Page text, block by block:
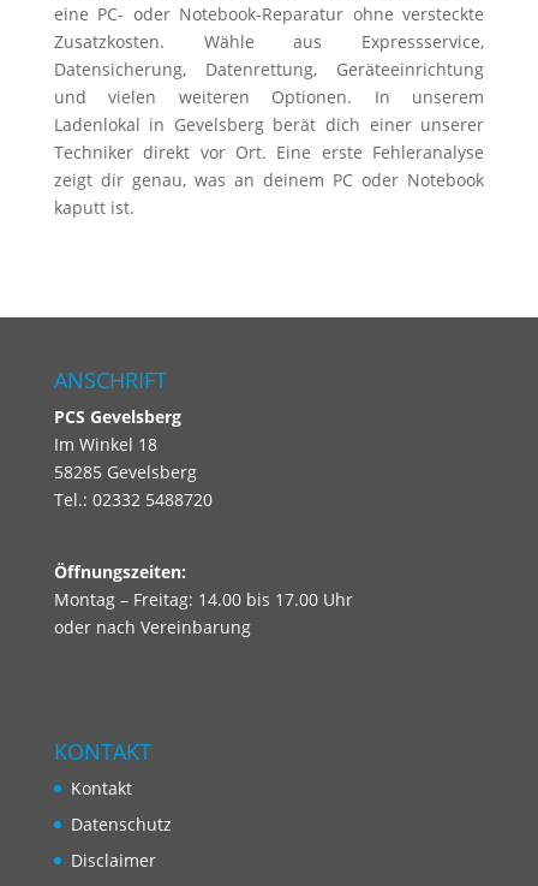
eine PC- oder Notebook-Reparatur ohne versteckte
Zusatzkosten. Wähle aus Expressservice,
Datensicherung, Datenrettung, Geräteeinrichtung
und vielen weiteren Optionen. In unserem
Ladenlokal in Gevelsberg berät dich einer unserer
Techniker direkt vor Ort. Eine erste Fehleranalyse
zeigt dir genau, was an deinem PC oder Notebook
kaputt ist.
ANSCHRIFT
PCS Gevelsberg
Im Winkel 18
58285 Gevelsberg
Tel.: 02332 5488720
Öffnungszeiten:
Montag – Freitag: 14.00 bis 17.00 Uhr
oder nach Vereinbarung
KONTAKT
Kontakt
Datenschutz
Disclaimer